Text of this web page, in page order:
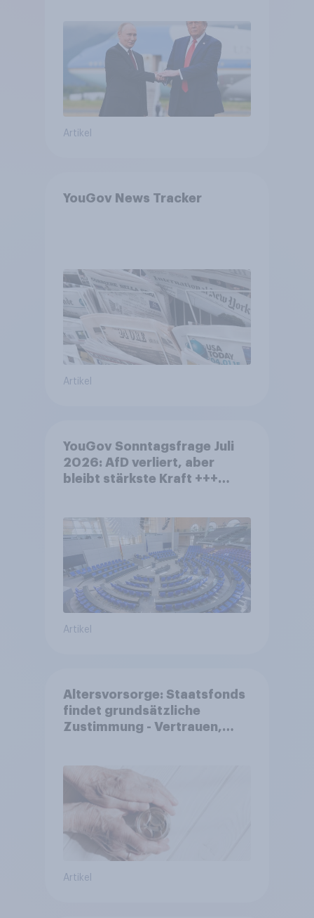
Bedrohungen und Bündnisse
bewerten
Artikel
YouGov News Tracker
Artikel
YouGov Sonntagsfrage Juli
2026: AfD verliert, aber
bleibt stärkste Kraft +++
Artikel
Altersvorsorge: Staatsfonds
findet grundsätzliche
Zustimmung - Vertrauen,
Akzeptanz
Artikel